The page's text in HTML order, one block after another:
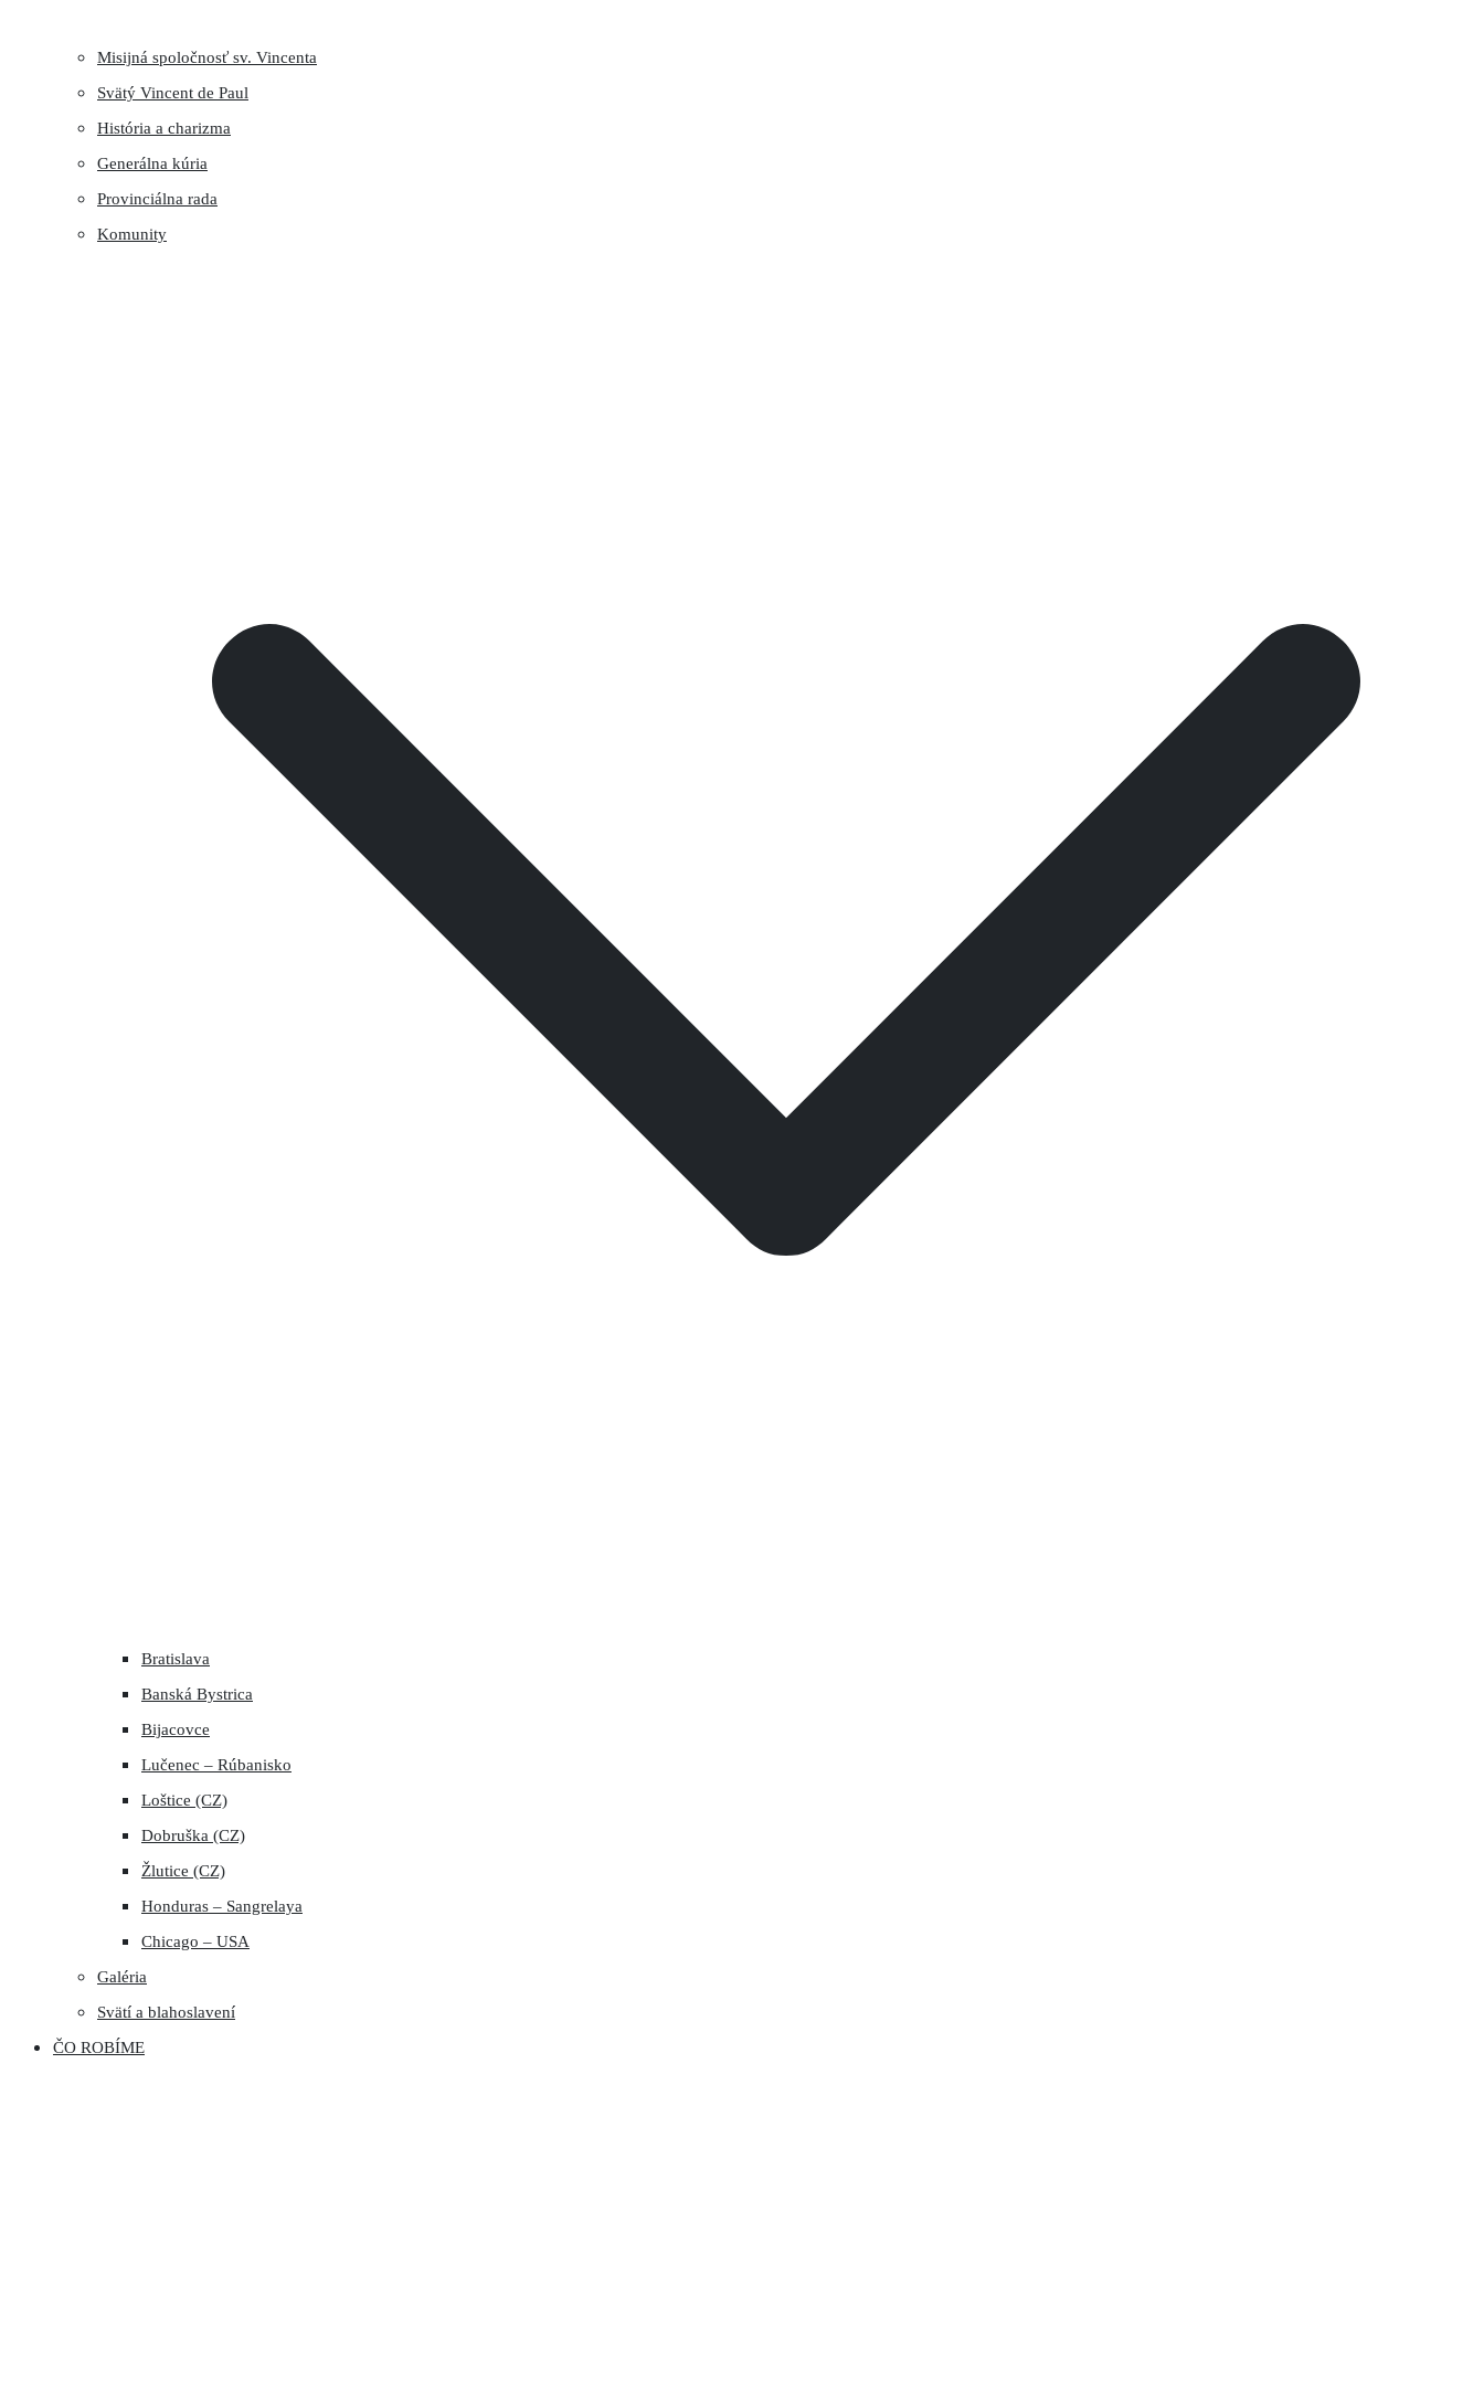
Misijná spoločnosť sv. Vincenta
Svätý Vincent de Paul
História a charizma
Generálna kúria
Provinciálna rada
Komunity
Bratislava
Banská Bystrica
Bijacovce
Lučenec – Rúbanisko
Loštice (CZ)
Dobruška (CZ)
Žlutice (CZ)
Honduras – Sangrelaya
Chicago – USA
Galéria
Svätí a blahoslavení
ČO ROBÍME